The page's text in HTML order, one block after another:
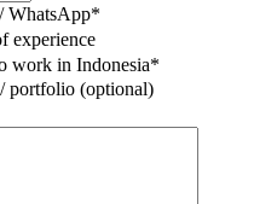
WhatsApp*
experience
work in Indonesia*
portfolio (optional)